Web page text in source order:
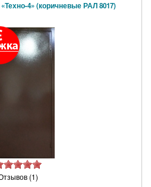
4» (коричневые РАЛ 8017)
(1)